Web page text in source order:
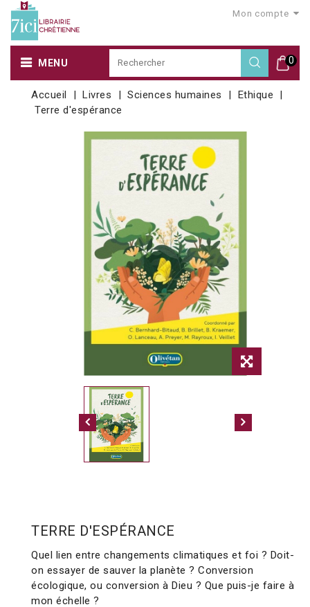
Mon compte
0
MENU
Accueil Livres Sciences humaines
Ethique
Terre d'espérance
TERRE D'ESPÉRANCE
Quel lien entre changements climatiques et foi ? Doit-
on essayer de sauver la planète ? Conversion
écologique, ou conversion à Dieu ? Que puis-je faire à
mon échelle ?